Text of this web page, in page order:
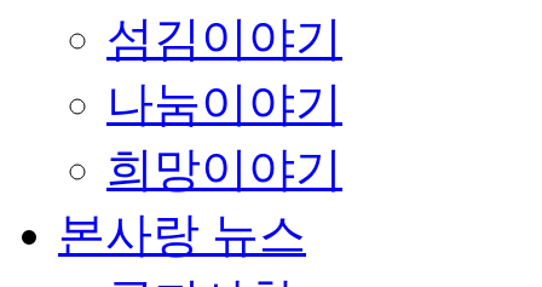
섬김이야기
나눔이야기
희망이야기
본사랑 뉴스